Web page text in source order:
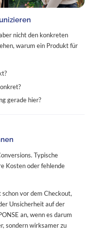
nicht den konkreten
warum ein Produkt für
gerade hier?
Typische
Kosten oder fehlende
vor dem Checkout,
Unsicherheit auf der
an, wenn es darum
sondern wirksamer zu